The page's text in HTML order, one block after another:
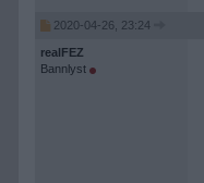
2020-04-26, 23:24
realFEZ
Bannlyst